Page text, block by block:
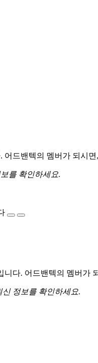
드밴텍의 멤버가 되시
를 확인하세요.
다. 어드밴텍의 멤버
정보를 확인하세요.